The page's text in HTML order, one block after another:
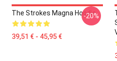
The Strokes Magna Hoodie
39,51 € - 45,95 €
-20%